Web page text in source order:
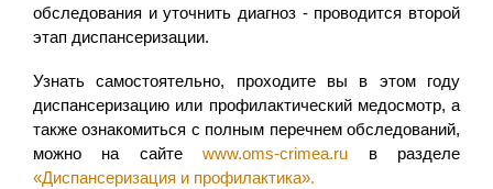
обследования и уточнить диагноз - проводится второй
этап диспансеризации.
Узнать самостоятельно, проходите вы в этом году
диспансеризацию или профилактический медосмотр, а
также ознакомиться с полным перечнем обследований,
можно на сайтеwww.oms-crimea.ru в разделе
«Диспансеризация и профилактика».